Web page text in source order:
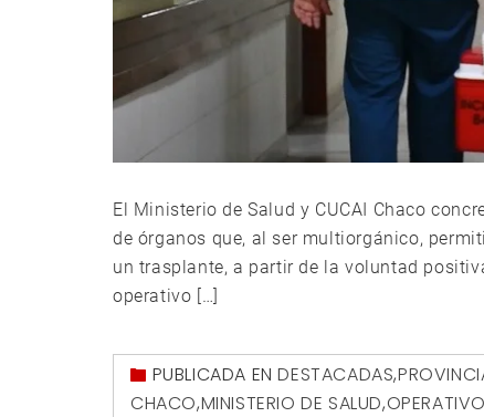
El Ministerio de Salud y CUCAI Chaco
de órganos que, al ser multiorgánico,
un trasplante, a partir de la voluntad
operativo […]
PUBLICADA ENDESTACADAS,
CHACO,MINISTERIO DE SALUD,